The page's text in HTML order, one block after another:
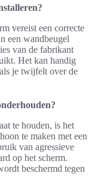
vereist een correcte
een wandbeugel
van de fabrikant
Het kan handig
je twijfelt over de
te houden, is het
te maken met een
van agressieve
op het scherm.
beschermd tegen